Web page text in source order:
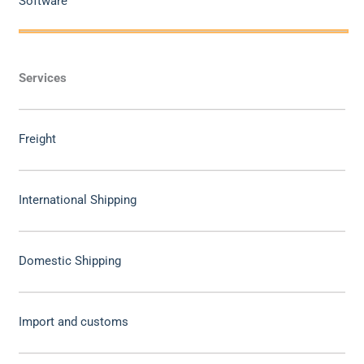
Services
Freight
International Shipping
Domestic Shipping
Import and customs